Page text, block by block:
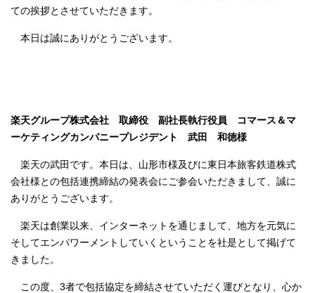
ての挨拶とさせていただきます。
本日は誠にありがとうございます。
楽天グループ株式会社 取締役 副社長執行役員 コマース＆マ
ーケティングカンパニープレジデント 武田 和徳様
楽天の武田です。本日は、山形市様及びに東日本旅客鉄道株式
会社様との包括連携締結の発表会にご参会いただきまして、誠に
ありがとうございます。
楽天は創業以来、インターネットを通じまして、地方を元気に
そしてエンパワーメントしていくということを社是として掲げて
きました。
この度、3者で包括協定を締結させていただく運びとなり、心か